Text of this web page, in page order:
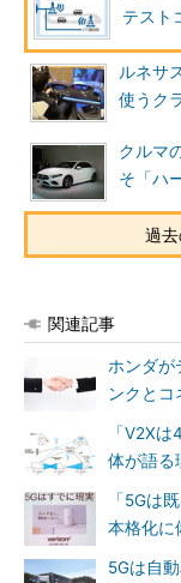
テスト
ルネサ
使うク
クルマ
そ「ハ
過
関連記事
ホンダが
ンクと
「V2X
体が語る
「5Gは
本格化に
5Gは自